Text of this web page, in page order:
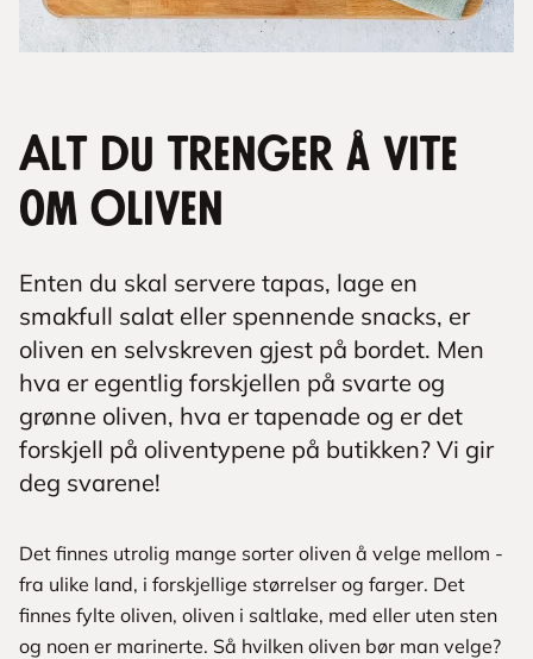
Alt du trenger å vite
om Oliven
Enten du skal servere tapas, lage en
smakfull salat eller spennende snacks, er
oliven en selvskreven gjest på bordet. Men
hva er egentlig forskjellen på svarte og
grønne oliven, hva er tapenade og er det
forskjell på oliventypene på butikken? Vi gir
deg svarene!
Det finnes utrolig mange sorter oliven å velge mellom -
fra ulike land, i forskjellige størrelser og farger. Det
finnes fylte oliven, oliven i saltlake, med eller uten sten
og noen er marinerte. Så hvilken oliven bør man velge?